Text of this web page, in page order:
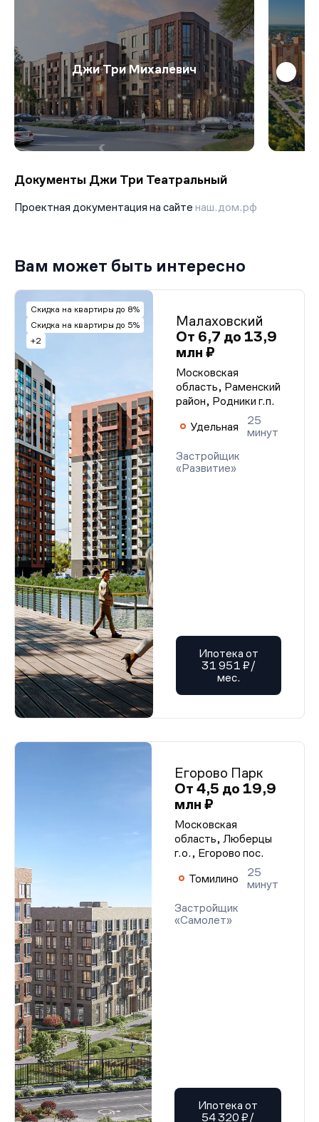
Джи Три Михалевич
Документы Джи Три Театральный
Проектная документация на сайте наш.дом.рф
Вам может быть интересно
Скидка на квартиры до 8%
Скидка на квартиры до 5%
+2
Малаховский
От 6,7 до 13,9
млн ₽
Московская
область, Раменский
район, Родники г.п.
Удельная
25
минут
Застройщик
«Развитие»
Ипотека от
31 951 ₽/
мес.
Егорово Парк
От 4,5 до 19,9
млн ₽
Московская
область, Люберцы
г.о., Егорово пос.
Томилино
25
минут
Застройщик
«Самолет»
Ипотека от
54 320 ₽/